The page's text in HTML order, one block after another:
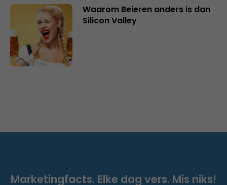
Waarom Beieren anders is dan
Silicon Valley
Marketingfacts. Elke dag vers. Mis niks!